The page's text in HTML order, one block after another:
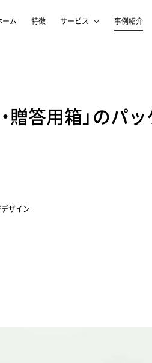
ーム 特徴 サービス 事例紹介
贈答用箱」のパ
ザイン